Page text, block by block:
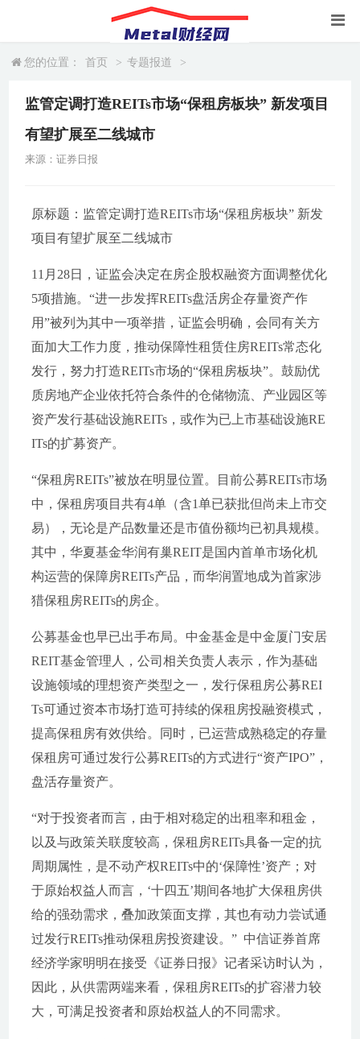
您的位置： 首页 > 专题报道 >
监管定调打造REITs市场“保租房板块” 新发项目
有望扩展至二线城市
来源：证券日报
原标题：监管定调打造REITs市场“保租房板块” 新发
项目有望扩展至二线城市
11月28日，证监会决定在房企股权融资方面调整优化
5项措施。“进一步发挥REITs盘活房企存量资产作
用”被列为其中一项举措，证监会明确，会同有关方
面加大工作力度，推动保障性租赁住房REITs常态化
发行，努力打造REITs市场的“保租房板块”。鼓励优
质房地产企业依托符合条件的仓储物流、产业园区等
资产发行基础设施REITs，或作为已上市基础设施RE
ITs的扩募资产。
“保租房REITs”被放在明显位置。目前公募REITs市场
中，保租房项目共有4单（含1单已获批但尚未上市交
易），无论是产品数量还是市值份额均已初具规模。
其中，华夏基金华润有巢REIT是国内首单市场化机
构运营的保障房REITs产品，而华润置地成为首家涉
猎保租房REITs的房企。
公募基金也早已出手布局。中金基金是中金厦门安居
REIT基金管理人，公司相关负责人表示，作为基础
设施领域的理想资产类型之一，发行保租房公募REI
Ts可通过资本市场打造可持续的保租房投融资模式，
提高保租房有效供给。同时，已运营成熟稳定的存量
保租房可通过发行公募REITs的方式进行“资产IPO”，
盘活存量资产。
“对于投资者而言，由于相对稳定的出租率和租金，
以及与政策关联度较高，保租房REITs具备一定的抗
周期属性，是不动产权REITs中的‘保障性’资产；对
于原始权益人而言，‘十四五’期间各地扩大保租房供
给的强劲需求，叠加政策面支撑，其也有动力尝试通
过发行REITs推动保租房投资建设。” 中信证券首席
经济学家明明在接受《证券日报》记者采访时认为，
因此，从供需两端来看，保租房REITs的扩容潜力较
大，可满足投资者和原始权益人的不同需求。